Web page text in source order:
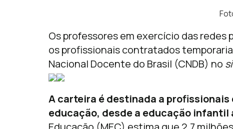
Os professores em exercício das redes
os profissionais contratados
Nacional Docente do Brasil (CNDB) no
A carteira é destinada a profissionais
educação, desde a educação infantil